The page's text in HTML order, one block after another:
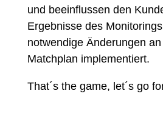
und beeinflussen den
Ergebnisse des
notwendige Änderungen
Matchplan implementiert.
That´s the game, let´s go